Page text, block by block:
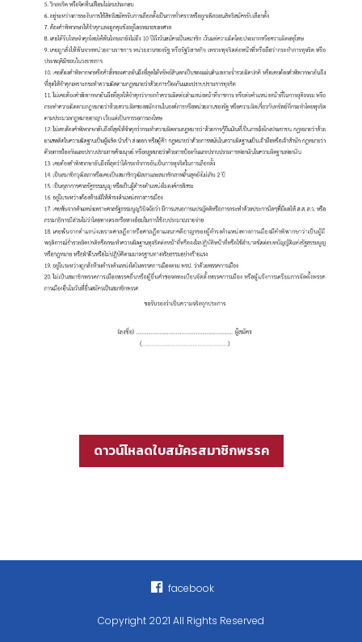
ดาวน์โหลดใบสมัครสมาชิกพรรค
facebook
Copyright 2021 All Rights Reserved